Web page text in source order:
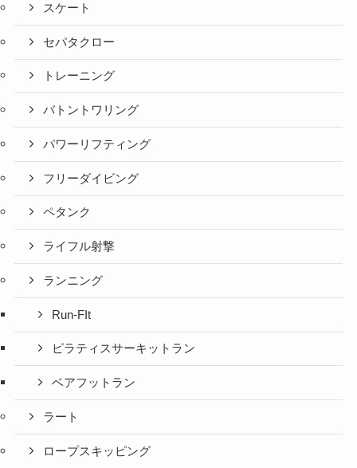
スケート
セパタクロー
トレーニング
バトントワリング
パワーリフティング
フリーダイビング
ペタンク
ライフル射撃
ランニング
Run-FIt
ピラティスサーキットラン
ベアフットラン
ラート
ロープスキッピング